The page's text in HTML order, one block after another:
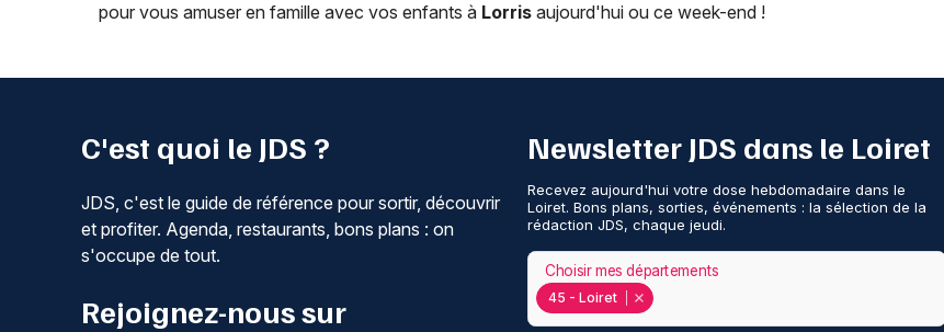
pour vous amuser en famille avec vos enfants à Lorris aujourd'hui ou ce week-end !
C'est quoi le JDS ?
JDS, c'est le guide de référence pour sortir, découvrir
et profiter. Agenda, restaurants, bons plans : on
s'occupe de tout.
Rejoignez-nous sur
Newsletter JDS dans le Loiret
Recevez aujourd'hui votre dose hebdomadaire dans le
Loiret. Bons plans, sorties, événements : la sélection de la
rédaction JDS, chaque jeudi.
45 - Loiret
Choisir mes départements